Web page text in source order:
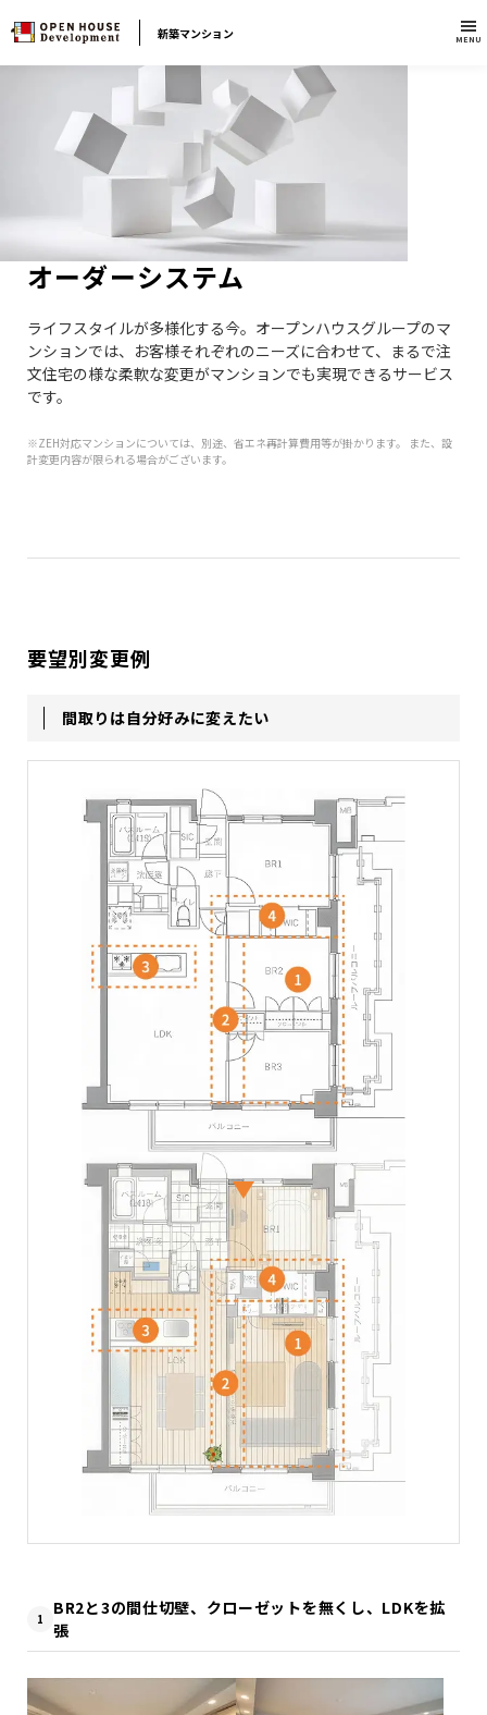
新築マンション MENU
オーダーシステム
ライフスタイルが多様化する今。オープンハウスグループのマ
ンションでは、お客様それぞれのニーズに合わせて、まるで注
文住宅の様な柔軟な変更がマンションでも実現できるサービス
です。
※ZEH対応マンションについては、別途、省エネ再計算費用等が掛かります。 また、設
計変更内容が限られる場合がございます。
要望別変更例
間取りは自分好みに変えたい
BR2と3の間仕切壁、クローゼットを無くし、LDKを拡
張
1